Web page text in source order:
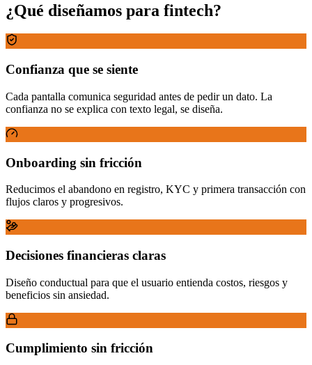
¿Qué diseñamos para fintech?
Confianza que se siente
Cada pantalla comunica seguridad antes de pedir un dato. La
confianza no se explica con texto legal, se diseña.
Onboarding sin fricción
Reducimos el abandono en registro, KYC y primera transacción con
flujos claros y progresivos.
Decisiones financieras claras
Diseño conductual para que el usuario entienda costos, riesgos y
beneficios sin ansiedad.
Cumplimiento sin fricción